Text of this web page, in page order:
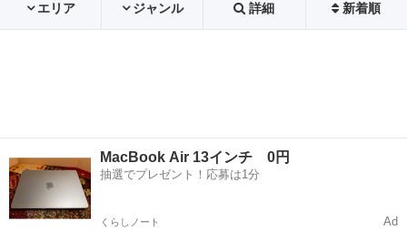
エリア ジャンル 詳細 新着順
MacBook Air 13インチ 0円
抽選でプレゼント！応募は1分
くらしノート Ad